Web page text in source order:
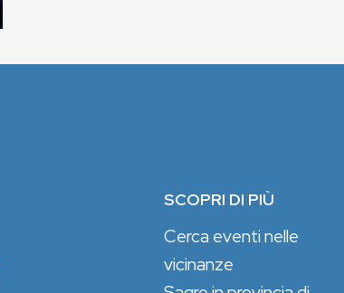
SCOPRI DI PIÙ
Cerca eventi nelle
vicinanze